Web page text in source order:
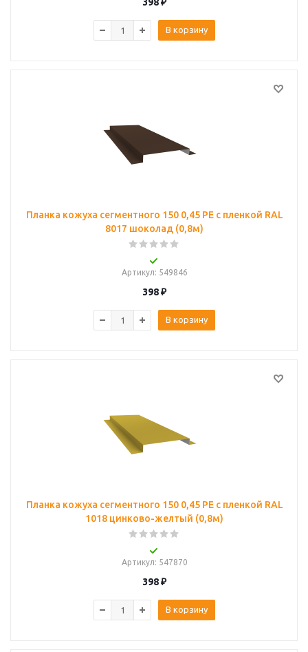
В корзину
Планка кожуха сегментного 150 0,45 PE с пленкой RAL
8017 шоколад (0,8м)
Артикул: 549846
398₽
В корзину
Планка кожуха сегментного 150 0,45 PE с пленкой RAL
1018 цинково-желтый (0,8м)
Артикул: 547870
398₽
В корзину